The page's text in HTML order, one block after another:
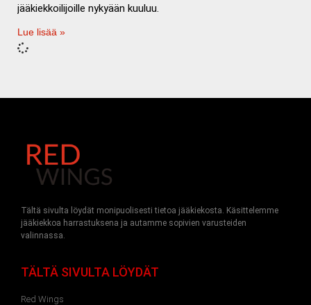
jääkiekkoilijoille nykyään kuuluu.
Lue lisää »
Tältä sivulta löydät monipuolisesti tietoa jääkiekosta. Käsittelemme
jääkiekkoa harrastuksena ja autamme sopivien varusteiden
valinnassa.
TÄLTÄ SIVULTA LÖYDÄT
Red Wings